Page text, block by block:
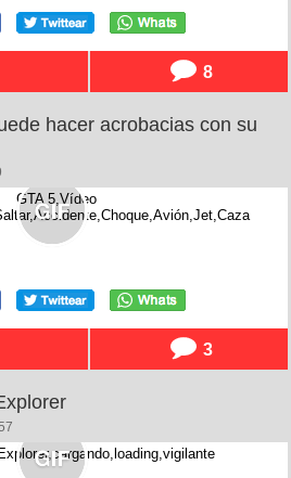
8
hacer acrobacias con su
3